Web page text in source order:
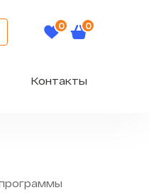
Контакты